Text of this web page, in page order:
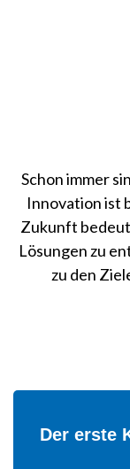
Schon immer
Innovation ist
Zukunft
Lösungen zu
zu den
Der erste